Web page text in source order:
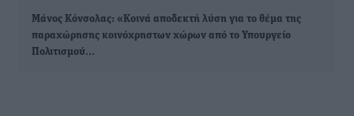
Mάνος Κόνσολας: «Κοινά αποδεκτή λύση για το θέμα της
παραχώρησης κοινόχρηστων χώρων από το Υπουργείο
Πολιτισμού…